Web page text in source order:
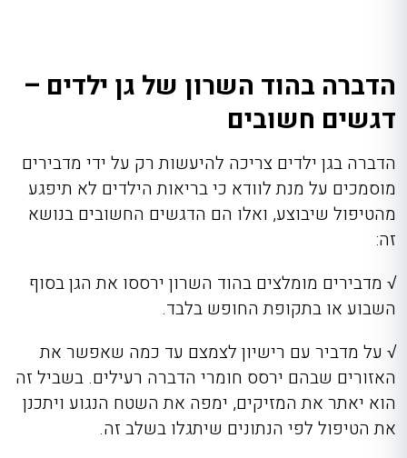
הדברה בהוד השרון של גן ילדים –
דגשים חשובים
הדברה בגן ילדים צריכה להיעשות רק על ידי מדבירים
מוסמכים על מנת לוודא כי בריאות הילדים לא תיפגע
מהטיפול שיבוצע, ואלו הם הדגשים החשובים בנושא
זה:
√ מדבירים מומלצים בהוד השרון ירססו את הגן בסוף
השבוע או בתקופת החופש בלבד.
√ על מדביר עם רישיון לצמצם עד כמה שאפשר את
האזורים שבהם ירסס חומרי הדברה רעילים. בשביל זה
הוא יאתר את המזיקים, ימפה את השטח הנגוע ויתכנן
את הטיפול לפי הנתונים שיתגלו בשלב זה.